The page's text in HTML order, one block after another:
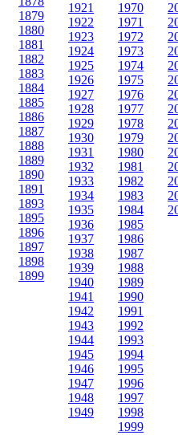
1879
1880
1881
1882
1883
1884
1885
1886
1887
1888
1889
1890
1891
1893
1895
1896
1897
1898
1899
1921
1922
1923
1924
1925
1926
1927
1928
1929
1930
1931
1932
1933
1934
1935
1936
1937
1938
1939
1940
1941
1942
1943
1944
1945
1946
1947
1948
1949
1970
1971
1972
1973
1974
1975
1976
1977
1978
1979
1980
1981
1982
1983
1984
1985
1986
1987
1988
1989
1990
1991
1992
1993
1994
1995
1996
1997
1998
1999